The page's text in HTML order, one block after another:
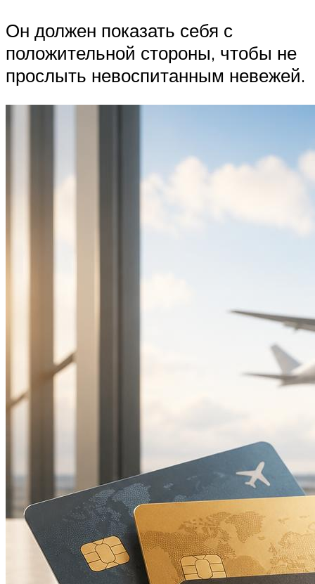
Он должен показать себя с
положительной стороны, чтобы не
прослыть невоспитанным невежей.